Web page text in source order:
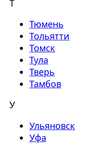
Т
Тюмень
Тольятти
Томск
Тула
Тверь
Тамбов
У
Ульяновск
Уфа